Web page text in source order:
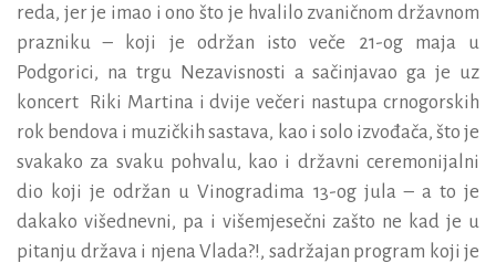
reda, jer je imao i ono što je hvalilo zvaničnom državnom
prazniku – koji je održan isto veče 21-og maja u
Podgorici, na trgu Nezavisnosti a sačinjavao ga je uz
koncert Riki Martina i dvije večeri nastupa crnogorskih
rok bendova i muzičkih sastava, kao i solo izvođača, što je
svakako za svaku pohvalu, kao i državni ceremonijalni
dio koji je održan u Vinogradima 13-og jula – a to je
dakako višednevni, pa i višemjesečni zašto ne kad je u
pitanju država i njena Vlada?!, sadržajan program koji je